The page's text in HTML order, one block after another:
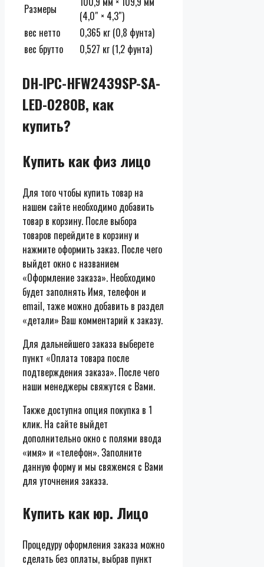
Размеры
(4,0″ × 4,3″)
вес нетто
0,365 кг (0,8 фунта)
вес брутто
0,527 кг (1,2 фунта)
DH-IPC-HFW2439SP-SA-
LED-0280B, как
купить?
Купить как физ лицо
Для того чтобы купить товар на
нашем сайте необходимо добавить
товар в корзину. После выбора
товаров перейдите в корзину и
нажмите оформить заказ. После чего
выйдет окно с названием
«Оформление заказа». Необходимо
будет заполнять Имя, телефон и
email, таже можно добавить в раздел
«детали» Ваш комментарий к заказу.
Для дальнейшего заказа выберете
пункт «Оплата товара после
подтверждения заказа». После чего
наши менеджеры свяжутся с Вами.
Также доступна опция покупка в 1
клик. На сайте выйдет
дополнительно окно с полями ввода
«имя» и «телефон». Заполните
данную форму и мы свяжемся с Вами
для уточнения заказа.
Купить как юр. Лицо
Процедуру оформления заказа можно
сделать без оплаты, выбрав пункт